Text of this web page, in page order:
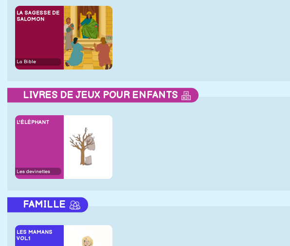
LA SAGESSE DE
SALOMON
La Bible
LIVRES DE JEUX POUR ENFANTS
L'ÉLÉPHANT
Les devinettes
FAMILLE
LES MAMANS
VOL.1